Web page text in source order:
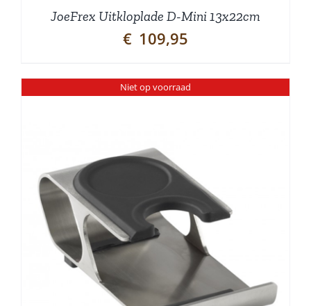
JoeFrex Uitkloplade D-Mini 13x22cm
€ 109,95
Niet op voorraad